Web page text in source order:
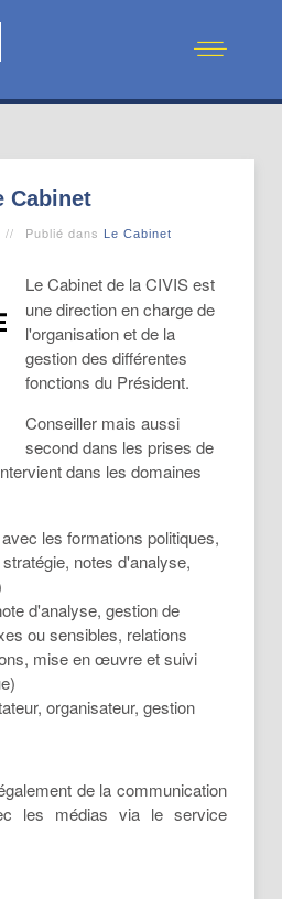
Cabinet
Publié dans Le Cabinet
Le Cabinet de la CIVIS est
une direction en charge de
l'organisation et de la
gestion des différentes
fonctions du Président.
Conseiller mais aussi
second dans les prises de
dans les domaines
les formations politiques,
notes d'analyse,
d'analyse, gestion de
ou sensibles, relations
mise en œuvre et suivi
organisateur, gestion
de la communication
les médias via le service